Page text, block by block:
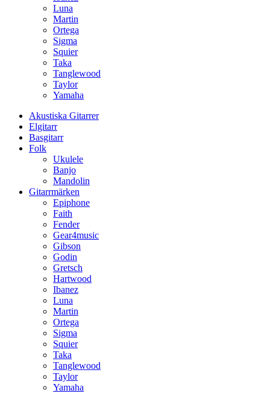
Luna
Martin
Ortega
Sigma
Squier
Taka
Tanglewood
Taylor
Yamaha
Akustiska Gitarrer
Elgitarr
Basgitarr
Folk
Ukulele
Banjo
Mandolin
Gitarrmärken
Epiphone
Faith
Fender
Gear4music
Gibson
Godin
Gretsch
Hartwood
Ibanez
Luna
Martin
Ortega
Sigma
Squier
Taka
Tanglewood
Taylor
Yamaha